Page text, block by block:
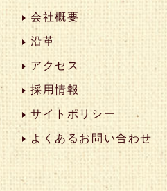
会社概要
沿革
アクセス
採用情報
サイトポリシー
よくあるお問い合わせ